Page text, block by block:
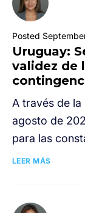
Posted
Uruguay:
validez de
A través de
agosto de
para las
LEER MÁS